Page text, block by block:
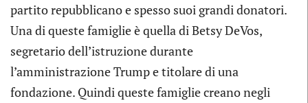
partito repubblicano e spesso suoi grandi donatori.
Una di queste famiglie è quella di Betsy DeVos,
segretario dell’istruzione durante
l’amministrazione Trump e titolare di una
fondazione. Quindi queste famiglie creano negli